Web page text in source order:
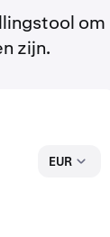
om
zijn.
EUR